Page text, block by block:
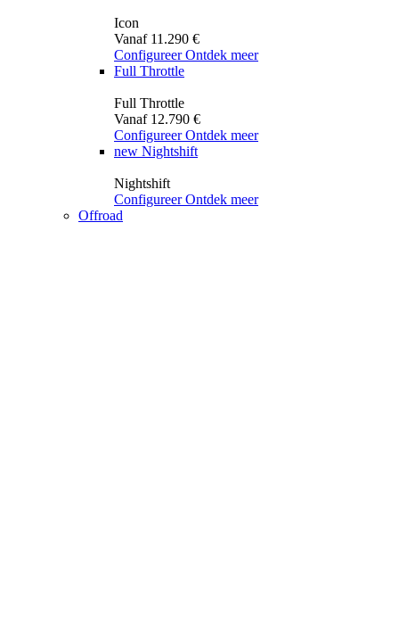
Icon
Vanaf 11.290 €
Configureer Ontdek meer
Full Throttle
Full Throttle
Vanaf 12.790 €
Configureer Ontdek meer
new Nightshift
Nightshift
Configureer Ontdek meer
Offroad